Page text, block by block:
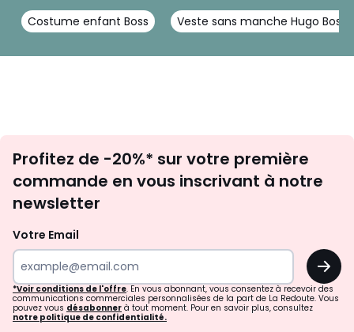
Costume enfant Boss Veste sans manche Hugo Boss
newsletter
Profitez de -20%* sur votre première
commande en vous inscrivant à notre
newsletter
Votre Email
OK
*Voir conditions de l'offre. En vous abonnant, vous consentez à recevoir des
communications commerciales personnalisées de la part de La Redoute. Vous
pouvez vous désabonner à tout moment. Pour en savoir plus, consultez
notre politique de confidentialité.